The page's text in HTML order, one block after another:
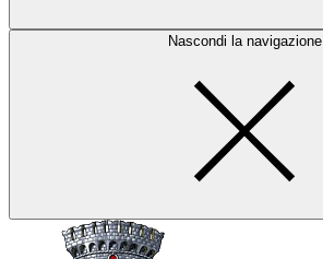
Nascondi la navigazione